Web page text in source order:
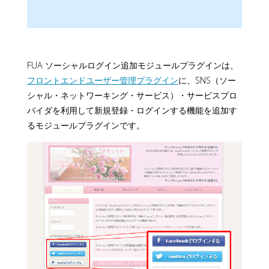
FUA ソーシャルログイン追加モジュールプラグインは、
フロントエンドユーザー管理プラグインに、SNS（ソー
シャル・ネットワーキング・サービス）・サービスプロ
バイダを利用して新規登録・ログインする機能を追加す
るモジュールプラグインです。